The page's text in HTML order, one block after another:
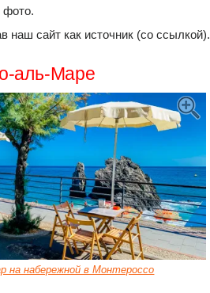
фото.
наш сайт как источник (со ссылкой).
аль-Маре
на набережной в Монтероссо